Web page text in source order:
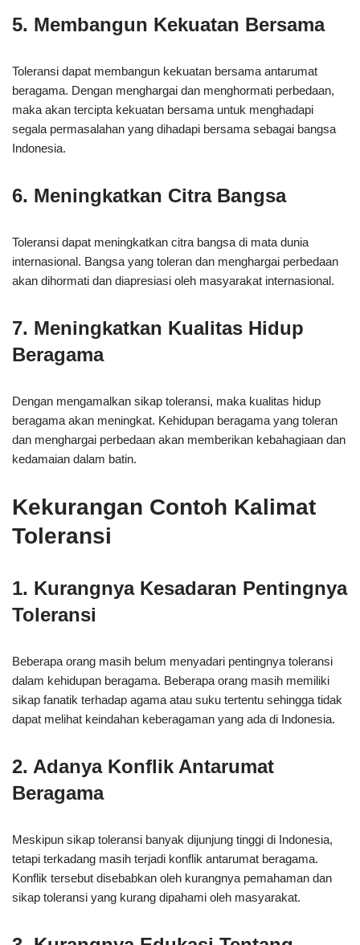
5. Membangun Kekuatan Bersama
Toleransi dapat membangun kekuatan bersama antarumat
beragama. Dengan menghargai dan menghormati perbedaan,
maka akan tercipta kekuatan bersama untuk menghadapi
segala permasalahan yang dihadapi bersama sebagai bangsa
Indonesia.
6. Meningkatkan Citra Bangsa
Toleransi dapat meningkatkan citra bangsa di mata dunia
internasional. Bangsa yang toleran dan menghargai perbedaan
akan dihormati dan diapresiasi oleh masyarakat internasional.
7. Meningkatkan Kualitas Hidup
Beragama
Dengan mengamalkan sikap toleransi, maka kualitas hidup
beragama akan meningkat. Kehidupan beragama yang toleran
dan menghargai perbedaan akan memberikan kebahagiaan dan
kedamaian dalam batin.
Kekurangan Contoh Kalimat
Toleransi
1. Kurangnya Kesadaran Pentingnya
Toleransi
Beberapa orang masih belum menyadari pentingnya toleransi
dalam kehidupan beragama. Beberapa orang masih memiliki
sikap fanatik terhadap agama atau suku tertentu sehingga tidak
dapat melihat keindahan keberagaman yang ada di Indonesia.
2. Adanya Konflik Antarumat
Beragama
Meskipun sikap toleransi banyak dijunjung tinggi di Indonesia,
tetapi terkadang masih terjadi konflik antarumat beragama.
Konflik tersebut disebabkan oleh kurangnya pemahaman dan
sikap toleransi yang kurang dipahami oleh masyarakat.